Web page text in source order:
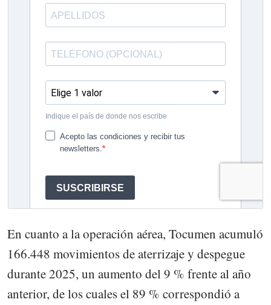
En cuanto a la operación aérea, Tocumen acumuló
166.448 movimientos de aterrizaje y despegue
durante 2025, un aumento del 9 % frente al año
anterior, de los cuales el 89 % correspondió a